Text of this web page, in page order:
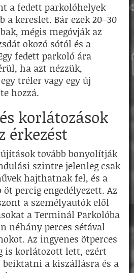
a fedett parkolóhelyek
a kereslet. Bár ezek 20–30
mégis megóvják az
okozó sótól és a
fedett parkoló ára
ha azt nézzük,
tréler vagy egy új
hozzá.
korlátozások
érkezést
tovább bonyolítják
szintre jelenleg csak
hajthatnak fel, és a
percig engedélyezett. Az
a személyautók elől
a Terminál Parkolóba
néhány perces sétával
Az ingyenes ötperces
is korlátozott lett, ezért
beiktatni a kiszállásra és a